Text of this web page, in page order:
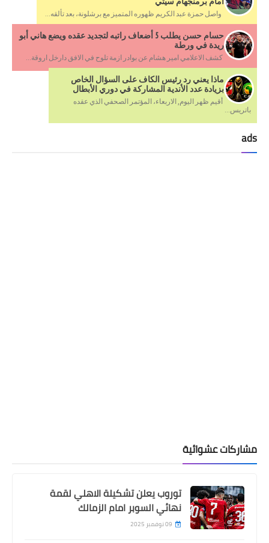
واصل حمزة عبد الكريم ظهوره المتميز مع برشلونة، بعد تألقه...
حسام حسن يطلب 5 أضعاف راتبه لتجديد عقده ويضع هاني أبو
ريدة في ورطة
كشف الاعلامي امير هشام عن بوادر ازمة تلوح في الافق دارخل اروقة...
ماذا يعني رد رئيس الكاف على السؤال الخاص
بزيادة عدد الأندية المشاركة في دوري الأبطال
أقيم ظهر اليوم, الاربعاء، المؤتمر الصحفي الذي عقده
باتريس...
ads
مشاركات عشوائية
توروب يعلن تشكيلة الاهلي لقمة
نهائي السوبر امام الزمالك
09 نوفمبر 2025